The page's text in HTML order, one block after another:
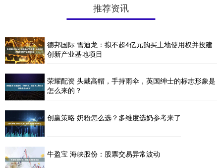
推荐资讯
德邦国际 雪迪龙：拟不超4亿元购买土地使用权并投建
创新产业基地项目
荣耀配资 头戴高帽，手持雨伞，英国绅士的标志形象是
怎么来的？
创赢策略 奶粉怎么选？多维度选奶参考来了
牛盈宝 海峡股份：股票交易异常波动